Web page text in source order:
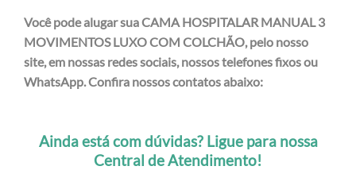
Você pode alugar sua CAMA HOSPITALAR MANUAL 3
MOVIMENTOS LUXO COM COLCHÃO,pelo nosso
site, em nossas redes sociais, nossos telefones fixos ou
WhatsApp. Confira nossos contatos abaixo:
Ainda está com dúvidas? Ligue para nossa
Central de Atendimento!